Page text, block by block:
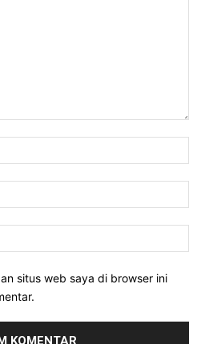
situs web saya di browser ini